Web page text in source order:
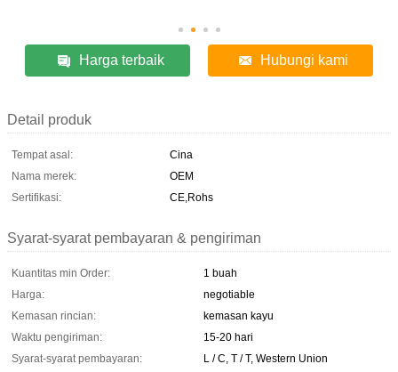
Harga terbaik Hubungi kami
Detail produk
Tempat asal:
Cina
Nama merek:
OEM
Sertifikasi:
CE,Rohs
Syarat-syarat pembayaran & pengiriman
Kuantitas min Order:
1 buah
Harga:
negotiable
Kemasan rincian:
kemasan kayu
Waktu pengiriman:
15-20 hari
Syarat-syarat pembayaran:
L / C, T / T, Western Union